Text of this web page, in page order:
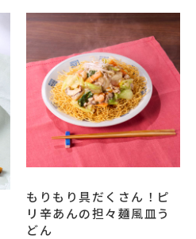
もりもり具だくさん！ピ
リ辛あんの担々麺風皿う
どん